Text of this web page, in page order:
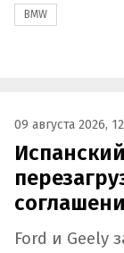
BMW
09 августа 2026,
Ford и Geely